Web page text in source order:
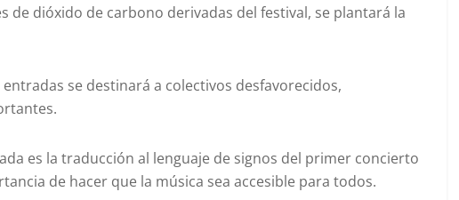
de dióxido de carbono derivadas del festival, se plantará la
se destinará a colectivos desfavorecidos,
es la traducción al lenguaje de signos del primer concierto
de hacer que la música sea accesible para todos.